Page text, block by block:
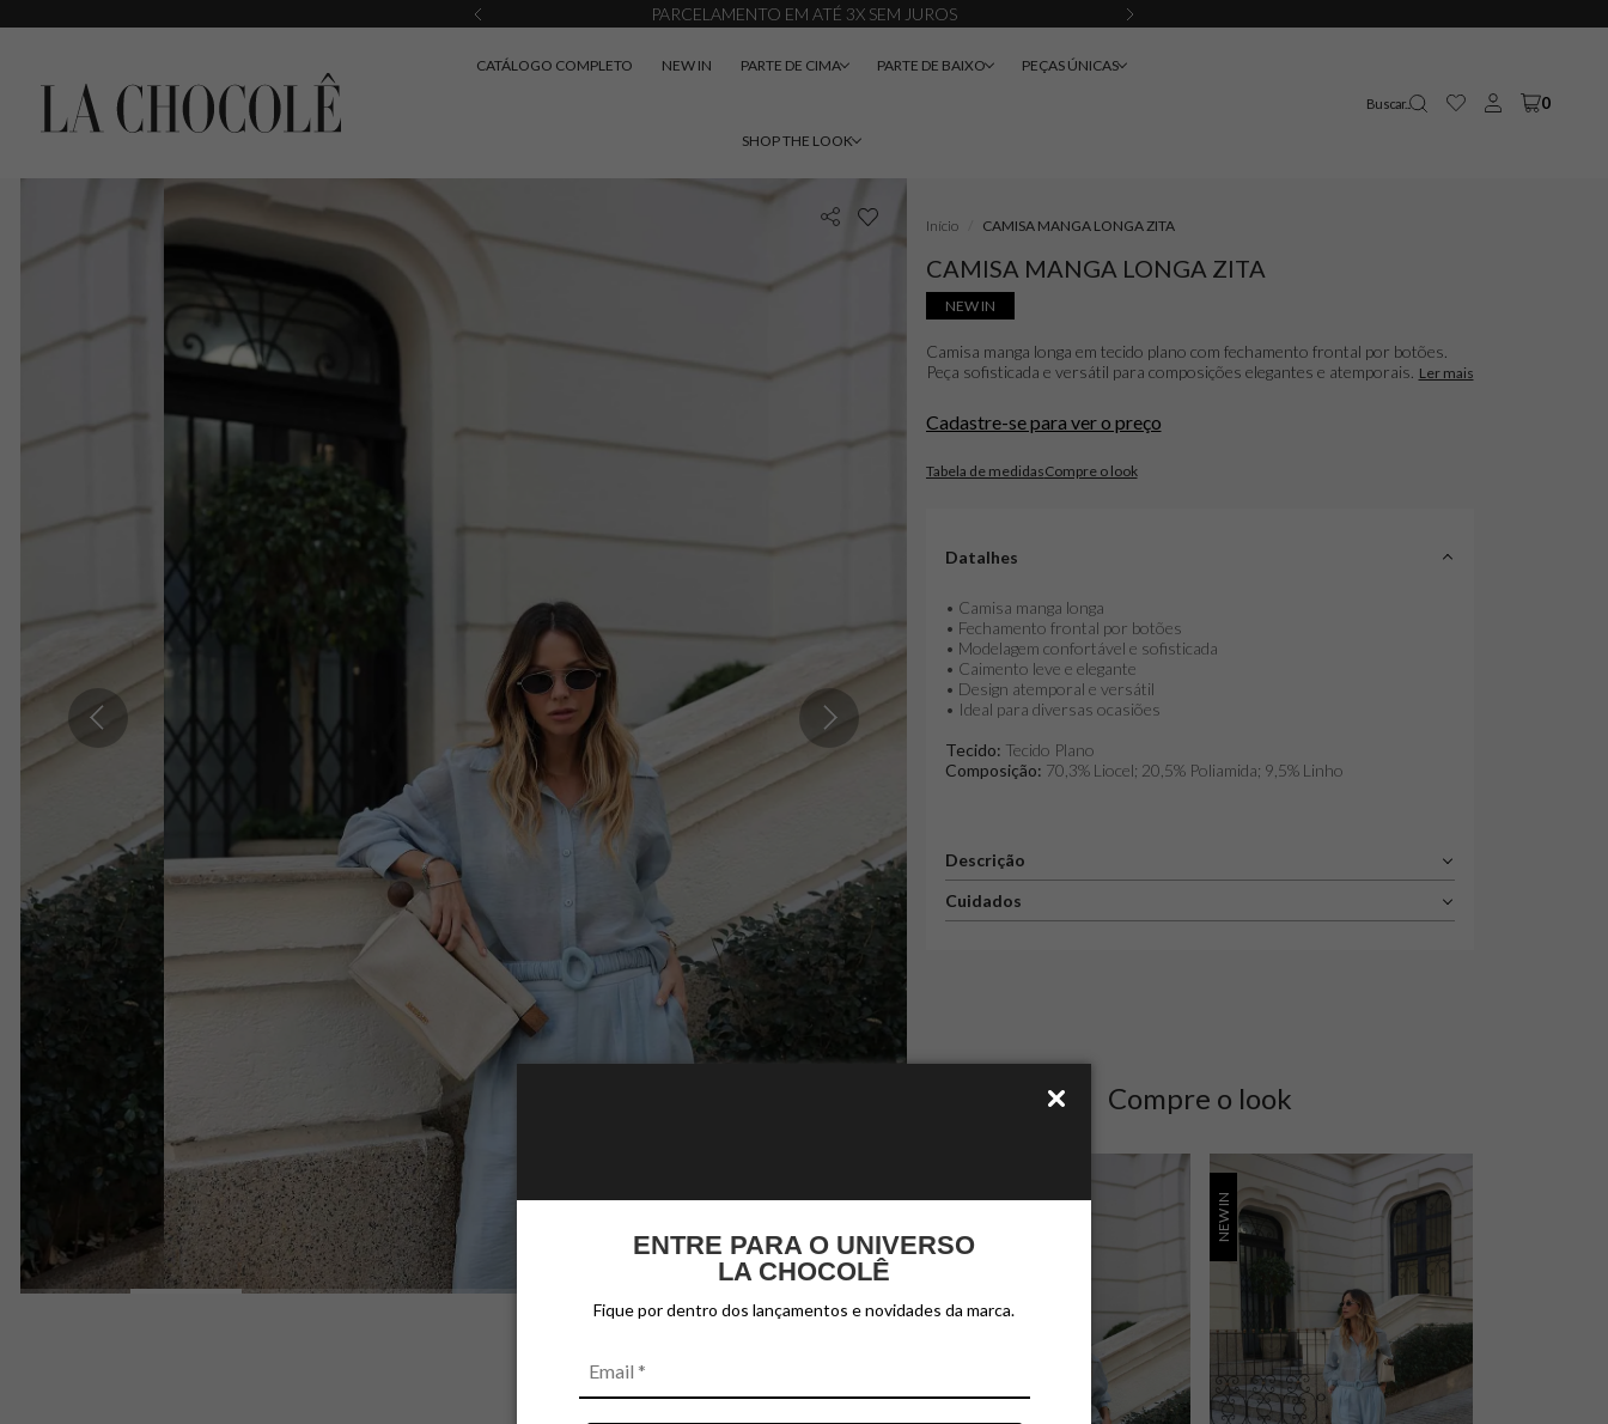
ENTRE PARA O UNIVERSO
LA CHOCOLÊ
Fique por dentro dos lançamentos e novidades da marca.
PARCELAMENTO EM ATÉ 3X SEM JUROS
CATÁLOGO COMPLETO NEW IN PARTE DE CIMA PARTE DE BAIXO PEÇAS ÚNICAS
SHOP THE LOOK
0
Início CAMISA MANGA LONGA ZITA
CAMISA MANGA LONGA ZITA
NEW IN
Camisa manga longa em tecido plano com fechamento frontal por botões.
Peça sofisticada e versátil para composições elegantes e atemporais. Ler mais
Cadastre-se para ver o preço
Compre o look
Tabela de medidas
Datalhes
• Camisa manga longa
• Fechamento frontal por botões
• Modelagem confortável e sofisticada
• Caimento leve e elegante
• Design atemporal e versátil
• Ideal para diversas ocasiões
Tecido: Tecido Plano
Composição: 70,3% Liocel; 20,5% Poliamida; 9,5% Linho
Descrição
Cuidados
Compre o look
NEW IN NEW IN